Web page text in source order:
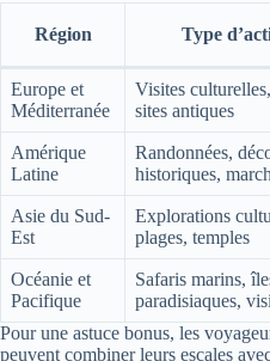
Région Type
Europe et
Méditerranée
Visites
sites antiques
Amérique
Latine
Randonnées,
historiques,
Asie du Sud-
Est
Explorations
plages, temples
Océanie et
Pacifique
Safaris marins,
paradisiaques,
Pour une astuce bonus, les
peuvent combiner leurs escales